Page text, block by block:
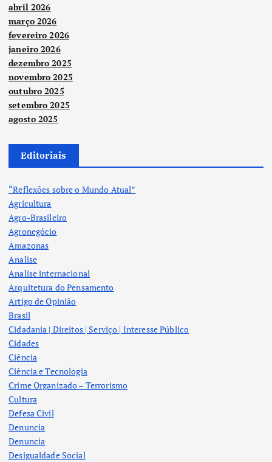
abril 2026
março 2026
fevereiro 2026
janeiro 2026
dezembro 2025
novembro 2025
outubro 2025
setembro 2025
agosto 2025
Editoriais
“Reflexões sobre o Mundo Atual”
Agricultura
Agro-Brasileiro
Agronegócio
Amazonas
Analise
Analise internacional
Arquitetura do Pensamento
Artigo de Opinião
Brasil
Cidadania | Direitos | Serviço | Interesse Público
Cidades
Ciência
Ciência e Tecnologia
Crime Organizado – Terrorismo
Cultura
Defesa Civil
Denuncia
Denuncia
Desigualdade Social